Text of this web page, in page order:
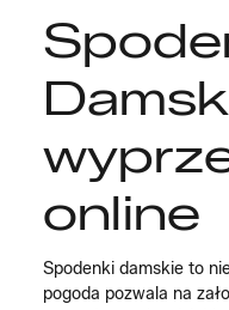
online
Spodenki damskie to
pogoda pozwala na